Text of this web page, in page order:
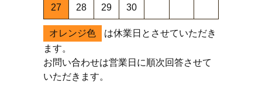
27 28 29 30
オレンジ色
は休業日とさせていただき
ます。
お問い合わせは営業日に順次回答させて
いただきます。